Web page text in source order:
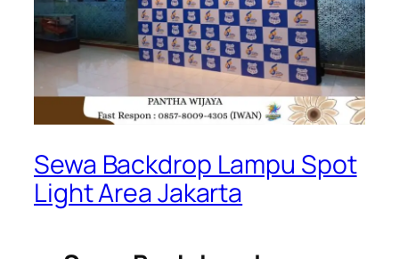
Sewa Backdrop Lampu Spot
Light Area Jakarta